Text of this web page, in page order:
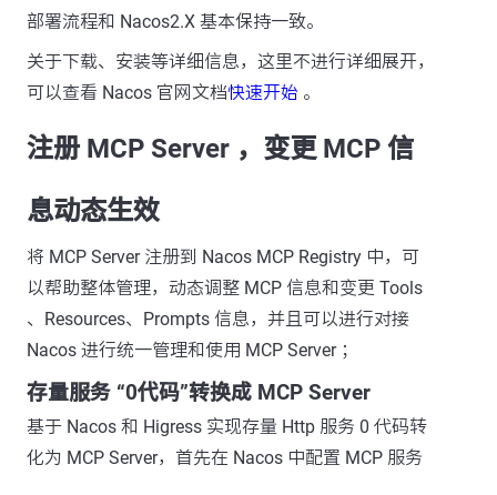
部署流程和 Nacos2.X 基本保持一致。
关于下载、安装等详细信息，这里不进行详细展开，
可以查看 Nacos 官网文档快速开始 。
注册 MCP Server ，变更 MCP 信
息动态生效
将 MCP Server 注册到 Nacos MCP Registry 中，可
以帮助整体管理，动态调整 MCP 信息和变更 Tools
、Resources、Prompts 信息，并且可以进行对接
Nacos 进行统一管理和使用 MCP Server ；
存量服务 “0代码”转换成 MCP Server
基于 Nacos 和 Higress 实现存量 Http 服务 0 代码转
化为 MCP Server，首先在 Nacos 中配置 MCP 服务